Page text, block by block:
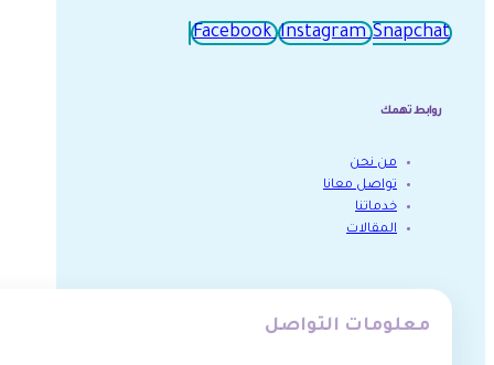
Facebook Instagram Snapchat
روابط تهمك
من نحن
تواصل معانا
خدماتنا
المقالات
معلومات التواصل